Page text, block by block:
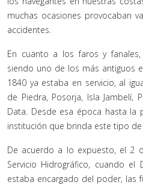
muchas ocasiones provocaban
accidentes.
En cuanto a los faros y
siendo uno de los más antiguos
1840 ya estaba en servicio, al
de Piedra, Posorja, Isla Jambelí,
Data. Desde esa época hasta la
institución que brinda este tipo
De acuerdo a lo expuesto, el 2
Servicio Hidrográfico, cuando el
estaba encargado del poder, las